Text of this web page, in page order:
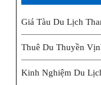
Giá Tàu Du Lịch
Thuê Du Thuyền
Kinh Nghiệm Du